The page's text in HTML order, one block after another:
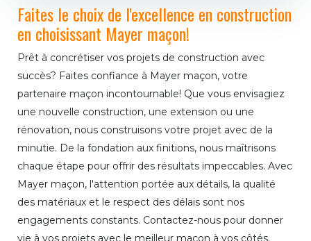
Faites le choix de l'excellence en construction
en choisissant Mayer maçon!
Prêt à concrétiser vos projets de construction avec
succès? Faites confiance à Mayer maçon, votre
partenaire maçon incontournable! Que vous envisagiez
une nouvelle construction, une extension ou une
rénovation, nous construisons votre projet avec de la
minutie. De la fondation aux finitions, nous maîtrisons
chaque étape pour offrir des résultats impeccables. Avec
Mayer maçon, l'attention portée aux détails, la qualité
des matériaux et le respect des délais sont nos
engagements constants. Contactez-nous pour donner
vie à vos projets avec le meilleur maçon à vos côtés.